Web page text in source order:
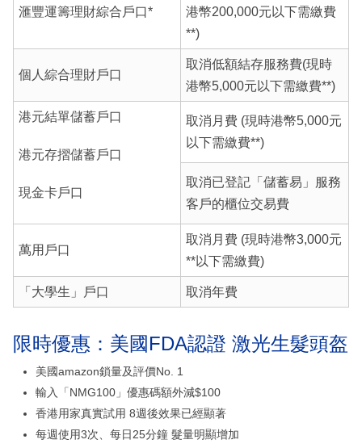
滙豐運籌理財綜合戶口*
港幣200,000元以下需繳費
**)
個人綜合理財戶口
取消低額結存服務費(現時
港幣5,000元以下需繳費**)
港元結單儲蓄戶口
港元存摺儲蓄戶口
現金卡戶口
取消月費 (現時港幣5,000元
以下需繳費**)
取消已登記「儲蓄易」服務
客戶的櫃位交易費
萬用戶口
取消月費 (現時港幣3,000元
**以下需繳費)
「大學生」戶口 取消年費
限時優惠：美國FDA認證 激光生髮頭盔
美國amazon鎖量及評價No. 1
輸入「NMG100」優惠碼額外減$100
香港用家真實試用 8週後效果已經顯著
每週使用3次、每日25分鐘 髮量明顯增加